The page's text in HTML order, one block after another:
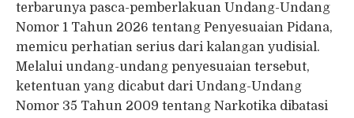
terbarunya pasca-pemberlakuan Undang-Undang
Nomor 1 Tahun 2026 tentang Penyesuaian Pidana,
memicu perhatian serius dari kalangan yudisial.
Melalui undang-undang penyesuaian tersebut,
ketentuan yang dicabut dari Undang-Undang
Nomor 35 Tahun 2009 tentang Narkotika dibatasi